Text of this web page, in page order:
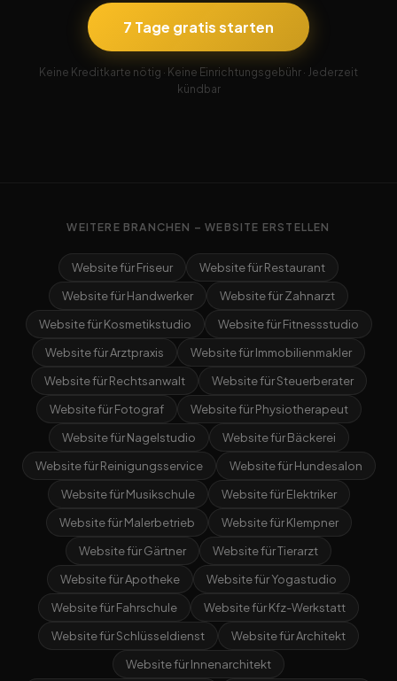
7 Tage gratis starten
Keine Kreditkarte nötig · Keine Einrichtungsgebühr · Jederzeit
kündbar
WEITERE BRANCHEN – WEBSITE ERSTELLEN
Website für Friseur
Website für Restaurant
Website für Handwerker
Website für Zahnarzt
Website für Kosmetikstudio
Website für Fitnessstudio
Website für Arztpraxis
Website für Immobilienmakler
Website für Rechtsanwalt
Website für Steuerberater
Website für Fotograf
Website für Physiotherapeut
Website für Nagelstudio
Website für Bäckerei
Website für Reinigungsservice
Website für Hundesalon
Website für Musikschule
Website für Elektriker
Website für Malerbetrieb
Website für Klempner
Website für Gärtner
Website für Tierarzt
Website für Apotheke
Website für Yogastudio
Website für Fahrschule
Website für Kfz-Werkstatt
Website für Schlüsseldienst
Website für Architekt
Website für Innenarchitekt